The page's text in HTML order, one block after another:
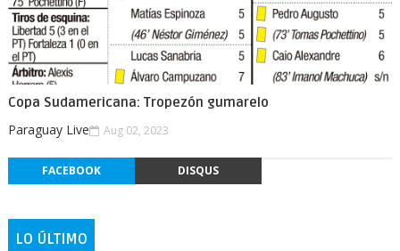
Copa Sudamericana: Tropezón gumarelo
Paraguay Live Aug 02, 2023
FACEBOOK DISQUS
LO ÚLTIMO